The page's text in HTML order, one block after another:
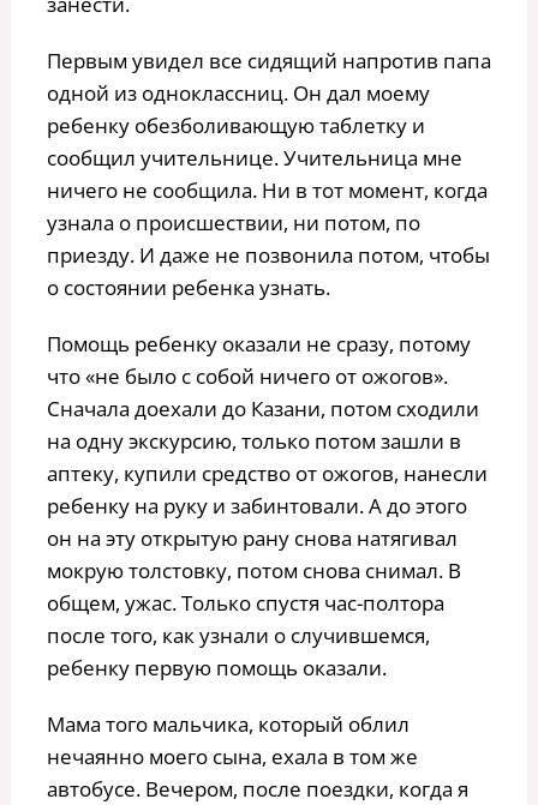
Первым увидел все сидящий напротив папа
одной из одноклассниц. Он дал моему
ребенку обезболивающую таблетку и
сообщил учительнице. Учительница мне
ничего не сообщила. Ни в тот момент, когда
узнала о происшествии, ни потом, по
приезду. И даже не позвонила потом, чтобы
о состоянии ребенка узнать.
Помощь ребенку оказали не сразу, потому
что «не было с собой ничего от ожогов».
Сначала доехали до Казани, потом сходили
на одну экскурсию, только потом зашли в
аптеку, купили средство от ожогов, нанесли
ребенку на руку и забинтовали. А до этого
он на эту открытую рану снова натягивал
мокрую толстовку, потом снова снимал. В
общем, ужас. Только спустя час-полтора
после того, как узнали о случившемся,
ребенку первую помощь оказали.
Мама того мальчика, который облил
нечаянно моего сына, ехала в том же
автобусе. Вечером, после поездки, когда я